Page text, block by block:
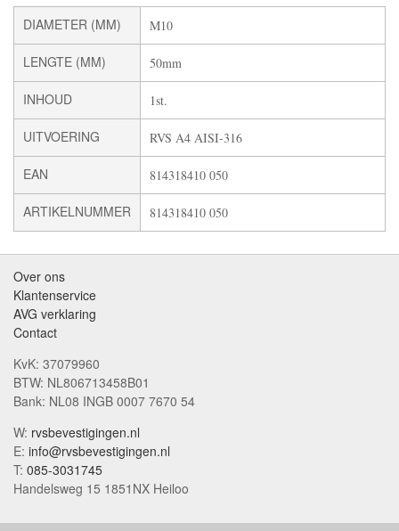
DIAMETER (MM) M10
LENGTE (MM) 50mm
INHOUD 1st.
UITVOERING RVS A4 AISI-316
EAN 814318410 050
ARTIKELNUMMER 814318410 050
Over ons
Klantenservice
AVG verklaring
Contact
KvK: 37079960
BTW: NL806713458B01
Bank: NL08 INGB 0007 7670 54
W: rvsbevestigingen.nl
E: info@rvsbevestigingen.nl
T: 085-3031745
Handelsweg 15 1851NX Heiloo